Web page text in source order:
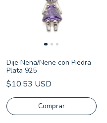
Dije Nena/Nene con Piedra -
Plata 925
$10.53 USD
Comprar